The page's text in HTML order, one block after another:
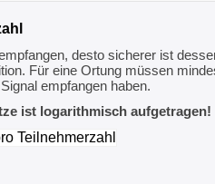
desto sicherer ist
Für eine Ortung müssen
empfangen haben.
ist logarithmisch aufgetragen!